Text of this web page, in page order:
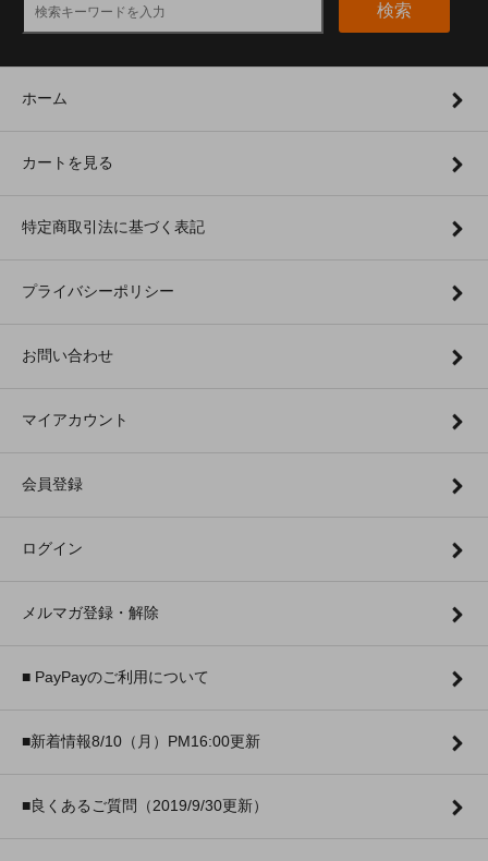
検索
ホーム
カートを見る
特定商取引法に基づく表記
プライバシーポリシー
お問い合わせ
マイアカウント
会員登録
ログイン
メルマガ登録・解除
■ PayPayのご利用について
■新着情報8/10（月）PM16:00更新
■良くあるご質問（2019/9/30更新）